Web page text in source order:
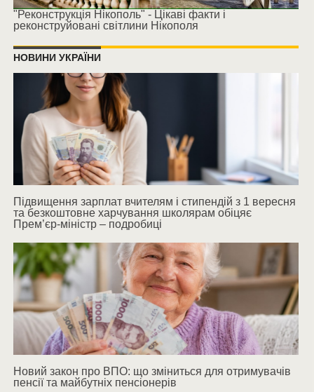
"Реконструкція Нікополь" - Цікаві факти і
реконструйовані світлини Нікополя
НОВИНИ УКРАЇНИ
Підвищення зарплат вчителям і стипендій з 1 вересня
та безкоштовне харчування школярам обіцяє
Прем’єр-міністр – подробиці
Новий закон про ВПО: що зміниться для отримувачів
пенсії та майбутніх пенсіонерів